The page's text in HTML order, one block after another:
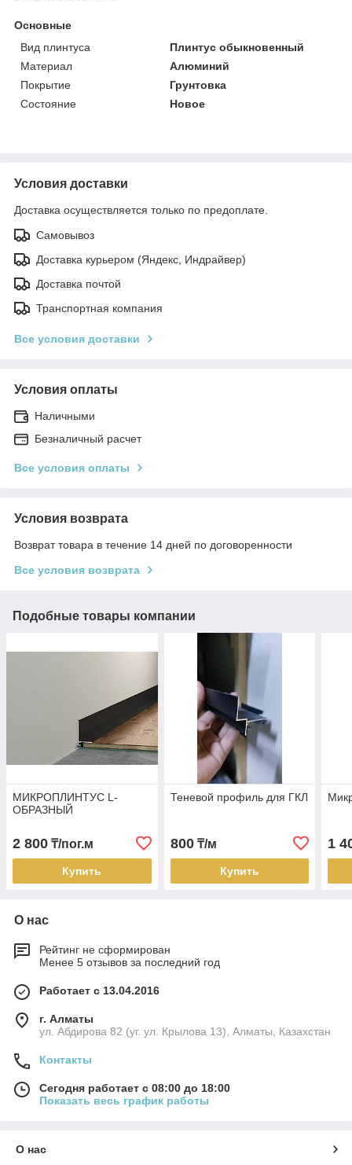
Основные
Вид плинтуса
Плинтус обыкновенный
Материал
Алюминий
Покрытие
Грунтовка
Состояние
Новое
Условия доставки
Доставка осуществляется только по предоплате.
Самовывоз
Доставка курьером (Яндекс, Индрайвер)
Доставка почтой
Транспортная компания
Все условия доставки
Условия оплаты
Наличными
Безналичный расчет
Все условия оплаты
Условия возврата
Возврат товара в течение 14 дней по договоренности
Все условия возврата
Подобные товары компании
МИКРОПЛИНТУС L-
ОБРАЗНЫЙ
2 800 ₸/пог.м
Купить
Теневой профиль для ГКЛ
800₸/м
Купить
1
О нас
Рейтинг не сформирован
Менее 5 отзывов за последний год
Работает с 13.04.2016
г. Алматы
ул. Абдирова 82 (уг. ул. Крылова 13), Алматы, Казахстан
Контакты
Сегодня работает с 08:00 до 18:00
Показать весь график работы
О нас